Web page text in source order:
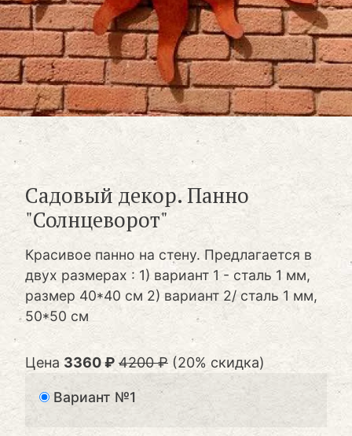
Садовый декор. Панно
"Солнцеворот"
Красивое панно на стену. Предлагается в
двух размерах : 1) вариант 1 - сталь 1 мм,
размер 40*40 см 2) вариант 2/ сталь 1 мм,
50*50 см
Цена 3360 ₽ 4200 ₽ (20% скидка)
Вариант №1